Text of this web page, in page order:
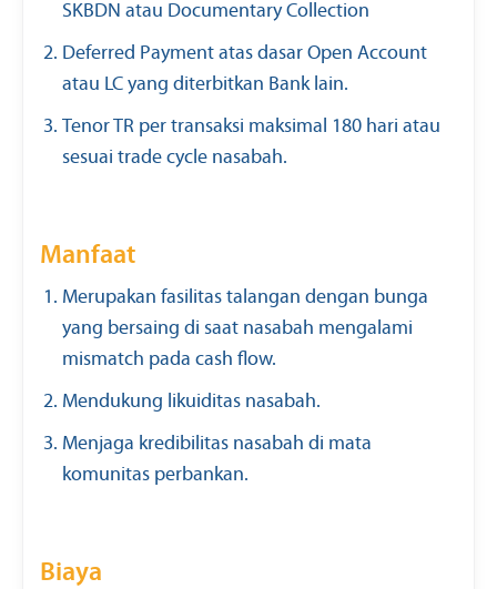
SKBDN atau Documentary Collection
Deferred Payment atas dasar Open Account
atau LC yang diterbitkan Bank lain.
Tenor TR per transaksi maksimal 180 hari atau
sesuai trade cycle nasabah.
Manfaat
Merupakan fasilitas talangan dengan bunga
yang bersaing di saat nasabah mengalami
mismatch pada cash flow.
Mendukung likuiditas nasabah.
Menjaga kredibilitas nasabah di mata
komunitas perbankan.
Biaya